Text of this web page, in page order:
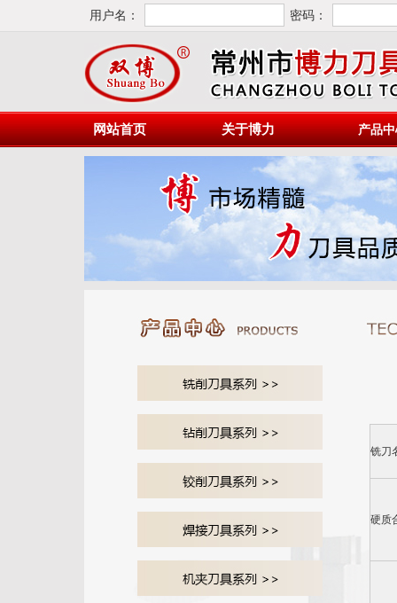
用户名： 密码：
网站首页 关于博力 产品
铣刀
硬质